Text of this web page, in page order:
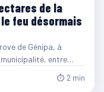
de la
feu désormais
de Génipa, à
municipalité, entre…
⏱ 2 min